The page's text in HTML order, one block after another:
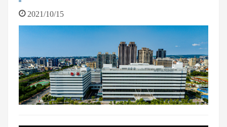
2021/10/15